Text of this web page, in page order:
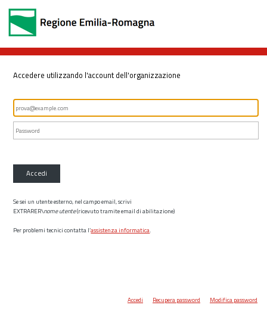
Accedere utilizzando l'account dell'organizzazione
Accedi
Se sei un utente esterno, nel campo email, scrivi
EXTRARER\nome utente(ricevuto tramite email di abilitazione)
Per problemi tecnici contatta l’assistenza informatica.
Accedi Recupera password Modifica password